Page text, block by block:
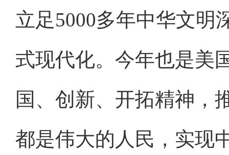
立足5000多年中华文明
式现代化。今年也是美
国、创新、开拓精神，
都是伟大的人民，实现